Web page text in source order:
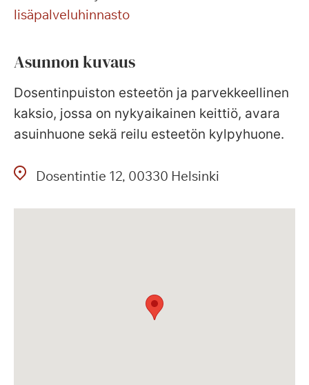
lisäpalveluhinnasto
Asunnon kuvaus
Dosentinpuiston esteetön ja parvekkeellinen
kaksio, jossa on nykyaikainen keittiö, avara
asuinhuone sekä reilu esteetön kylpyhuone.
Dosentintie 12 00330 Helsinki